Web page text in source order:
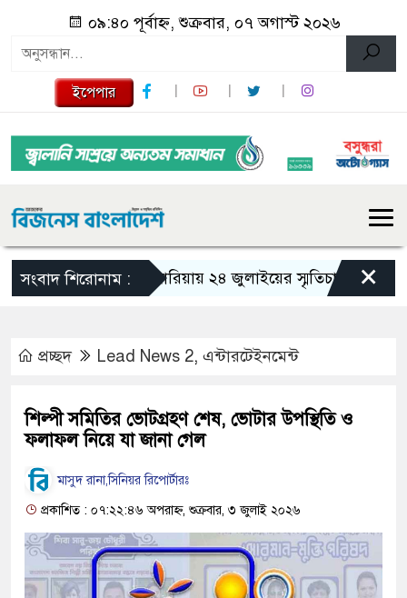
০৯:৪০ পূর্বাহ্ন, শুক্রবার, ০৭ অগাস্ট ২০২৬
ইপেপার
সংবাদ শিরোনাম :গজারিয়ায় ২৪ জুলাইয়ের স্মৃতিচারণ: গুমের×
প্রচ্ছদ Lead News 2, এন্টারটেইনমেন্ট
শিল্পী সমিতির ভোটগ্রহণ শেষ, ভোটার উপস্থিতি ও
ফলাফল নিয়ে যা জানা গেল
মাসুদ রানা,সিনিয়র রিপোর্টারঃ
প্রকাশিত : ০৭:২২:৪৬ অপরাহ্ন, শুক্রবার, ৩ জুলাই ২০২৬